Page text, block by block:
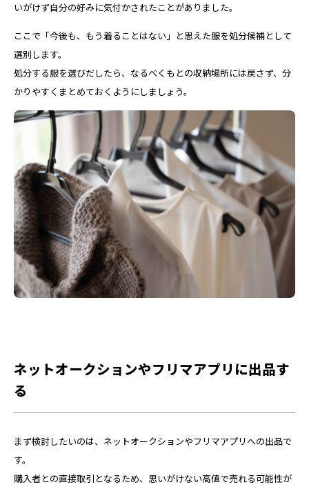
いがけず自分の好みに気付かされたことがありました。
ここで「今後も、もう着ることはない」と思えた服を処分候補として
選別します。
処分する服を選びだしたら、なるべくもとの収納場所には戻さず、分
かりやすくまとめておくようにしましょう。
ネットオークションやフリマアプリに出品す
る
まず検討したいのは、ネットオークションやフリマアプリへの出品で
す。
購入者との直接取引となるため、思いがけない高値で売れる可能性が